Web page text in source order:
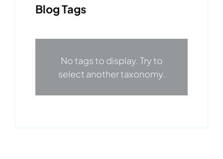
Blog Tags
No tags to display. Try to
select another taxonomy.